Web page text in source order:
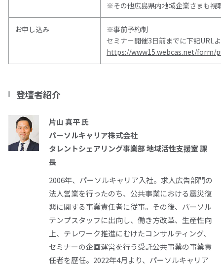
※その他広島県内地域企業さまも視
お申し込み
※事前予約制
セミナー開催3日前までに下記URL
https://www15.webcas.net/form/
登壇者紹介
片山 真平 氏
パーソルキャリア株式会社
タレントシェアリング事業部 地域活性支援室 課
長
2006年、パーソルキャリア入社。求人広告部門の
法人営業を行ったのち、公共事業における震災復
興に関する事業責任者に従事。その後、パーソル
テンプスタッフに出向し、働き方改革、生産性向
上、テレワーク推進にむけたコンサルティング、
セミナーの企画運営を行う受託公共事業の事業責
任者を歴任。2022年4月より、パーソルキャリア